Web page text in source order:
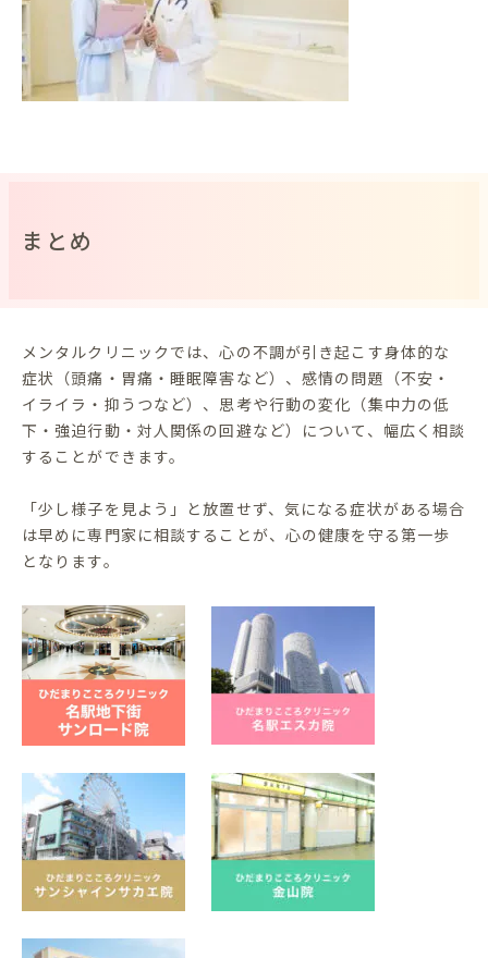
まとめ
メンタルクリニックでは、心の不調が引き起こす身体的な
症状（頭痛・胃痛・睡眠障害など）、感情の問題（不安・
イライラ・抑うつなど）、思考や行動の変化（集中力の低
下・強迫行動・対人関係の回避など）について、幅広く相談
することができます。
「少し様子を見よう」と放置せず、気になる症状がある場合
は早めに専門家に相談することが、心の健康を守る第一歩
となります。